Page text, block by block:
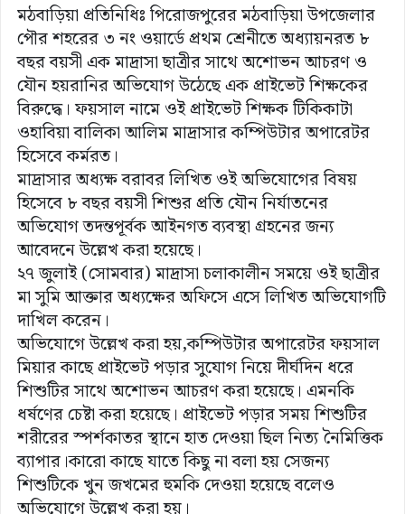
মঠবাড়িয়া প্রতিনিধিঃ পিরোজপুরের মঠবাড়িয়া উপজেলার
পৌর শহরের ৩ নং ওয়ার্ডে প্রথম শ্রেনীতে অধ্যায়নরত ৮
বছর বয়সী এক মাদ্রাসা ছাত্রীর সাথে অশোভন আচরণ ও
যৌন হয়রানির অভিযোগ উঠেছে এক প্রাইভেট শিক্ষকের
বিরুদ্ধে। ফয়সাল নামে ওই প্রাইভেট শিক্ষক টিকিকাটা
ওহাবিয়া বালিকা আলিম মাদ্রাসার কম্পিউটার অপারেটর
হিসেবে কর্মরত।
মাদ্রাসার অধ্যক্ষ বরাবর লিখিত ওই অভিযোগের বিষয়
হিসেবে ৮ বছর বয়সী শিশুর প্রতি যৌন নির্যাতনের
অভিযোগ তদন্তপূর্বক আইনগত ব্যবস্থা গ্রহনের জন্য
আবেদনে উল্লেখ করা হয়েছে।
২৭ জুলাই (সোমবার) মাদ্রাসা চলাকালীন সময়ে ওই ছাত্রীর
মা সুমি আক্তার অধ্যক্ষের অফিসে এসে লিখিত অভিযোগটি
দাখিল করেন।
অভিযোগে উল্লেখ করা হয়,কম্পিউটার অপারেটর ফয়সাল
মিয়ার কাছে প্রাইভেট পড়ার সুযোগ নিয়ে দীর্ঘদিন ধরে
শিশুটির সাথে অশোভন আচরণ করা হয়েছে। এমনকি
ধর্ষণের চেষ্টা করা হয়েছে। প্রাইভেট পড়ার সময় শিশুটির
শরীরের স্পর্শকাতর স্থানে হাত দেওয়া ছিল নিত্য নৈমিত্তিক
ব্যাপার।কারো কাছে যাতে কিছু না বলা হয় সেজন্য
শিশুটিকে খুন জখমের হুমকি দেওয়া হয়েছে বলেও